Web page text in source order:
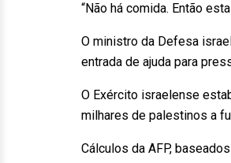
“Não há comida. Então
O ministro da Defesa
entrada de ajuda para
O Exército israelense
milhares de palestinos a
Cálculos da AFP,